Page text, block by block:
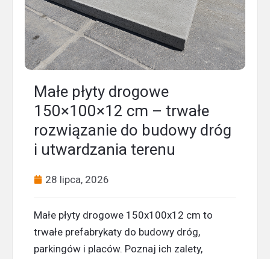
Małe płyty drogowe
150×100×12 cm – trwałe
rozwiązanie do budowy dróg
i utwardzania terenu
28 lipca, 2026
Małe płyty drogowe 150x100x12 cm to
trwałe prefabrykaty do budowy dróg,
parkingów i placów. Poznaj ich zalety,